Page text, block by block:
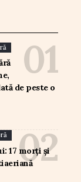
de peste o
17 morți și